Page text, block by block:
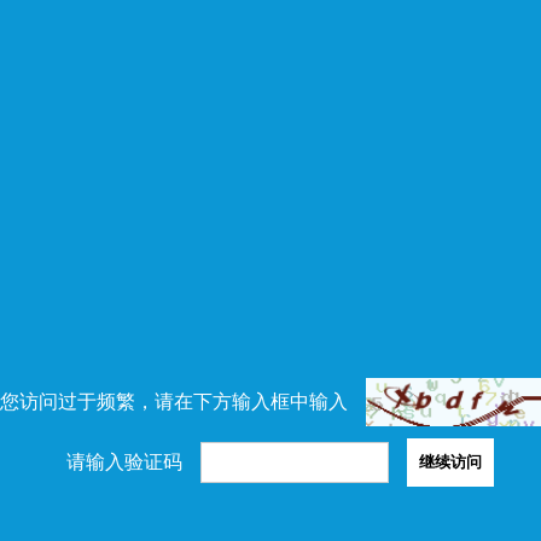
访问过于频繁，请在下方输入框中输入
请输入验证码 继续访问